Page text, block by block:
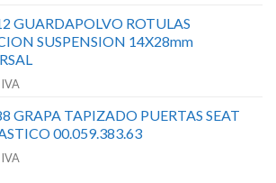
GUARDAPOLVO ROTULAS
SUSPENSION 14X28mm
GRAPA TAPIZADO PUERTAS SEAT
00.059.383.63